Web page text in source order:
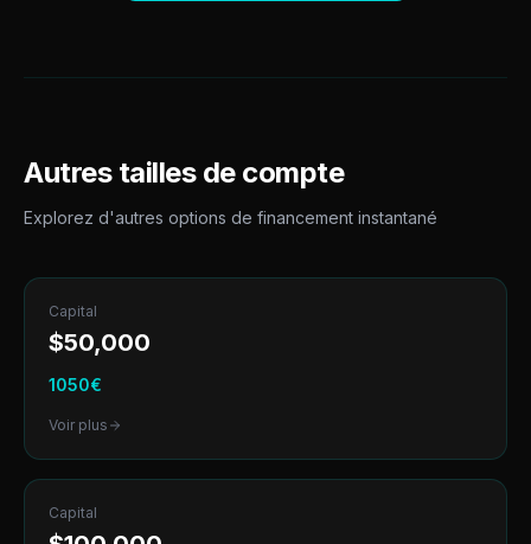
Autres tailles de compte
Explorez d'autres options de financement instantané
Capital
$50,000
1050€
Voir plus
Capital